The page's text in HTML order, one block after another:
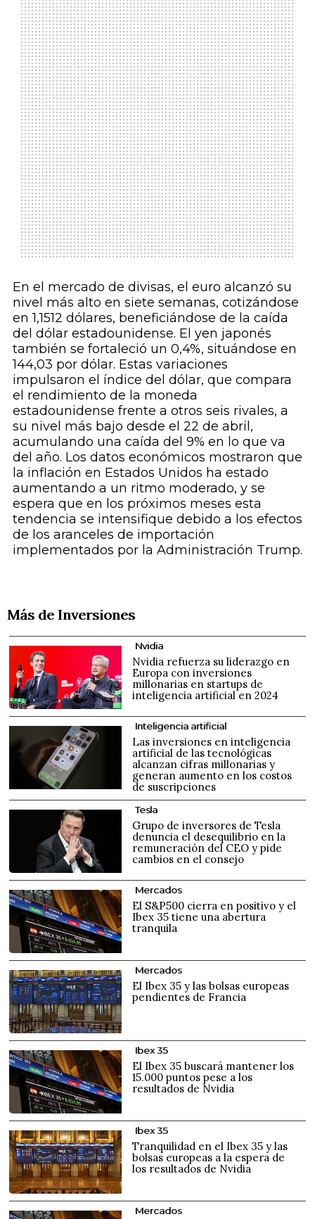
En el mercado de divisas, el euro alcanzó su
nivel más alto en siete semanas, cotizándose
en 1,1512 dólares, beneficiándose de la caída
del dólar estadounidense. El yen japonés
también se fortaleció un 0,4%, situándose en
144,03 por dólar. Estas variaciones
impulsaron el índice del dólar, que compara
el rendimiento de la moneda
estadounidense frente a otros seis rivales, a
su nivel más bajo desde el 22 de abril,
acumulando una caída del 9% en lo que va
del año. Los datos económicos mostraron que
la inflación en Estados Unidos ha estado
aumentando a un ritmo moderado, y se
espera que en los próximos meses esta
tendencia se intensifique debido a los efectos
de los aranceles de importación
implementados por la Administración Trump.
Más de Inversiones
Nvidia
Nvidia refuerza su liderazgo en
Europa con inversiones
millonarias en startups de
inteligencia artificial en 2024
Inteligencia artificial
Las inversiones en inteligencia
artificial de las tecnológicas
alcanzan cifras millonarias y
generan aumento en los costos
de suscripciones
Tesla
Grupo de inversores de Tesla
denuncia el desequilibrio en la
remuneración del CEO y pide
cambios en el consejo
Mercados
El S&P500 cierra en positivo y el
Ibex 35 tiene una abertura
tranquila
Mercados
El Ibex 35 y las bolsas europeas
pendientes de Francia
Ibex 35
El Ibex 35 buscará mantener los
15.000 puntos pese a los
resultados de Nvidia
Ibex 35
Tranquilidad en el Ibex 35 y las
bolsas europeas a la espera de
los resultados de Nvidia
Mercados